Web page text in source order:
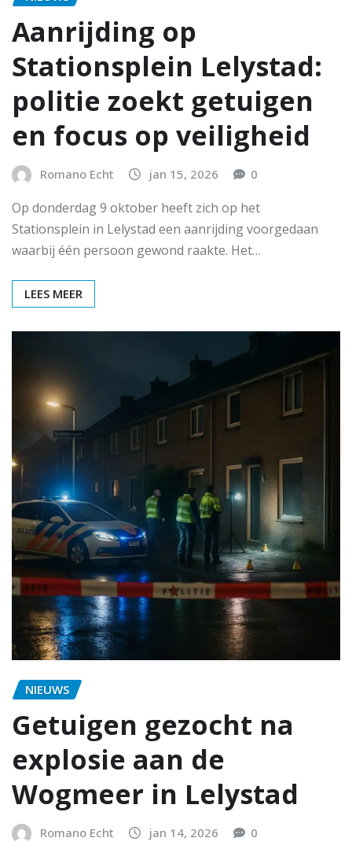
Aanrijding op
Stationsplein Lelystad:
politie zoekt getuigen
en focus op veiligheid
Romano Echt jan 15, 2026 0
Op donderdag 9 oktober heeft zich op het
Stationsplein in Lelystad een aanrijding voorgedaan
waarbij één persoon gewond raakte. Het…
LEES MEER
NIEUWS
Getuigen gezocht na
explosie aan de
Wogmeer in Lelystad
Romano Echt jan 14, 2026 0